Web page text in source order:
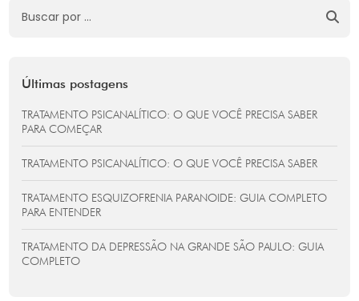
Últimas postagens
TRATAMENTO PSICANALÍTICO: O QUE VOCÊ PRECISA SABER
PARA COMEÇAR
TRATAMENTO PSICANALÍTICO: O QUE VOCÊ PRECISA SABER
TRATAMENTO ESQUIZOFRENIA PARANOIDE: GUIA COMPLETO
PARA ENTENDER
TRATAMENTO DA DEPRESSÃO NA GRANDE SÃO PAULO: GUIA
COMPLETO